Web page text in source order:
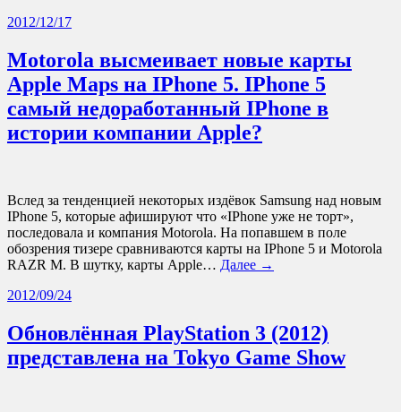
2012/12/17
Motorola высмеивает новые карты
Apple Maps на IPhone 5. IPhone 5
самый недоработанный IPhone в
истории компании Apple?
Вслед за тенденцией некоторых издёвок Samsung над новым
IPhone 5, которые афишируют что «IPhone уже не торт»,
последовала и компания Motorola. На попавшем в поле
обозрения тизере сравниваются карты на IPhone 5 и Motorola
RAZR M. В шутку, карты Apple… Далее →
2012/09/24
Обновлённая PlayStation 3 (2012)
представлена на Tokyo Game Show